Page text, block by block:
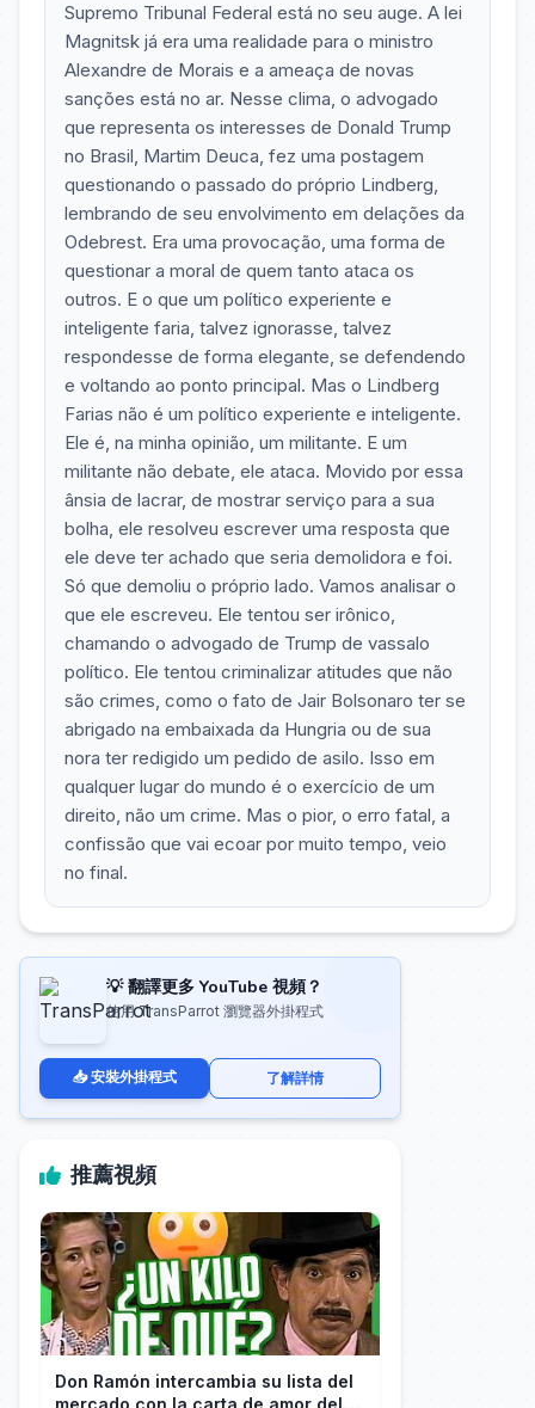
Supremo Tribunal Federal está no seu auge. A lei
Magnitsk já era uma realidade para o ministro
Alexandre de Morais e a ameaça de novas
sanções está no ar. Nesse clima, o advogado
que representa os interesses de Donald Trump
no Brasil, Martim Deuca, fez uma postagem
questionando o passado do próprio Lindberg,
lembrando de seu envolvimento em delações da
Odebrest. Era uma provocação, uma forma de
questionar a moral de quem tanto ataca os
outros. E o que um político experiente e
inteligente faria, talvez ignorasse, talvez
respondesse de forma elegante, se defendendo
e voltando ao ponto principal. Mas o Lindberg
Farias não é um político experiente e inteligente.
Ele é, na minha opinião, um militante. E um
militante não debate, ele ataca. Movido por essa
ânsia de lacrar, de mostrar serviço para a sua
bolha, ele resolveu escrever uma resposta que
ele deve ter achado que seria demolidora e foi.
Só que demoliu o próprio lado. Vamos analisar o
que ele escreveu. Ele tentou ser irônico,
chamando o advogado de Trump de vassalo
político. Ele tentou criminalizar atitudes que não
são crimes, como o fato de Jair Bolsonaro ter se
abrigado na embaixada da Hungria ou de sua
nora ter redigido um pedido de asilo. Isso em
qualquer lugar do mundo é o exercício de um
direito, não um crime. Mas o pior, o erro fatal, a
confissão que vai ecoar por muito tempo, veio
no final.
💡 翻譯更多 YouTube 視頻？
使用 TransParrot 瀏覽器外掛程式
📥 安裝外掛程式 了解詳情
推薦視頻
Don Ramón intercambia su lista del
mercado con la carta de amor del